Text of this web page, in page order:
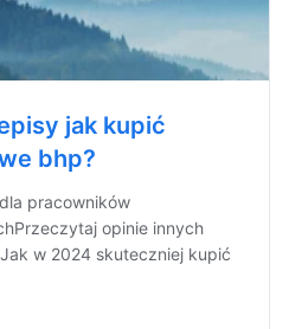
jak kupić
bhp?
pracowników
opinie innych
w 2024 skuteczniej kupić